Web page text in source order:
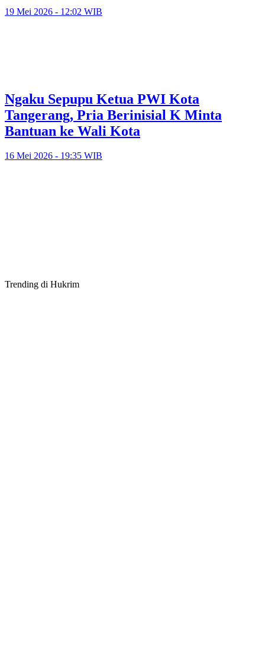
19 Mei 2026 - 12:02 WIB
Ngaku Sepupu Ketua PWI Kota
Tangerang, Pria Berinisial K Minta
Bantuan ke Wali Kota
16 Mei 2026 - 19:35 WIB
Trending di Hukrim